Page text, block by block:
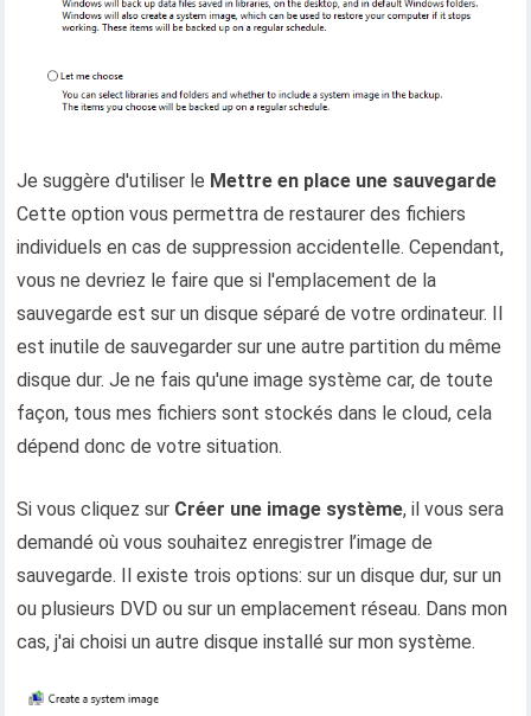
Je suggère d'utiliser le Mettre en place une sauvegarde
Cette option vous permettra de restaurer des fichiers
individuels en cas de suppression accidentelle. Cependant,
vous ne devriez le faire que si l'emplacement de la
sauvegarde est sur un disque séparé de votre ordinateur. Il
est inutile de sauvegarder sur une autre partition du même
disque dur. Je ne fais qu'une image système car, de toute
façon, tous mes fichiers sont stockés dans le cloud, cela
dépend donc de votre situation.
Si vous cliquez sur Créer une image système, il vous sera
demandé où vous souhaitez enregistrer l’image de
sauvegarde. Il existe trois options: sur un disque dur, sur un
ou plusieurs DVD ou sur un emplacement réseau. Dans mon
cas, j'ai choisi un autre disque installé sur mon système.